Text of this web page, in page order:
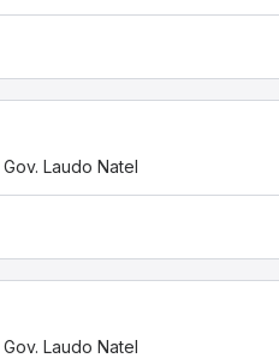
Laudo Natel
Laudo Natel